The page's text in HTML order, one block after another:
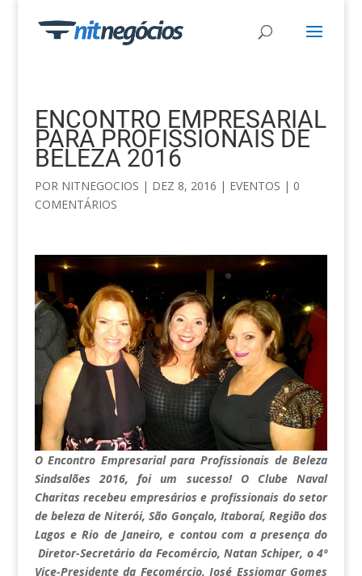
ENCONTRO EMPRESARIAL
PARA PROFISSIONAIS DE
BELEZA 2016
POR NITNEGOCIOS | DEZ 8, 2016 | EVENTOS | 0
COMENTÁRIOS
O Encontro Empresarial para Profissionais de Beleza
Sindsalões 2016, foi um sucesso! O Clube Naval
Charitas recebeu empresários e profissionais do setor
de beleza de Niterói, São Gonçalo, Itaboraí, Região dos
Lagos e Rio de Janeiro, e contou com a presença do
Diretor-Secretário da Fecomércio, Natan Schiper, o 4º
Vice-Presidente da Fecomércio, José Essiomar Gomes